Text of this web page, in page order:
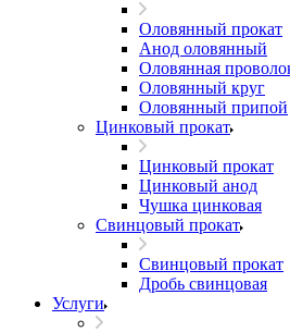
Оловянный прокат
Анод оловянный
Оловянная
Оловянный круг
Оловянный припой
Цинковый прокат
Цинковый прокат
Цинковый анод
Чушка цинковая
Свинцовый прокат
Свинцовый прокат
Дробь свинцовая
Услуги